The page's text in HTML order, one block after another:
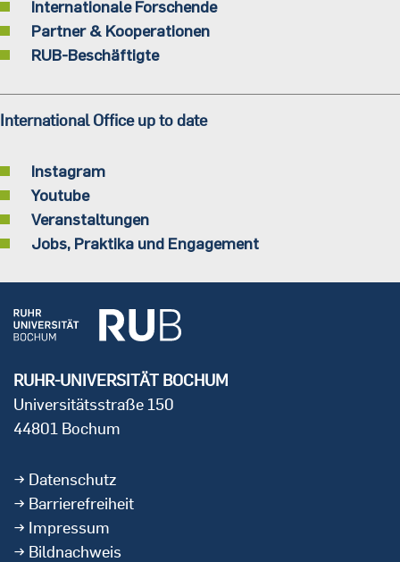
Internationale Forschende
Partner & Kooperationen
RUB-Beschäftigte
International Office up to date
Instagram
Youtube
Veranstaltungen
Jobs, Praktika und Engagement
RUHR-UNIVERSITÄT BOCHUM
Universitätsstraße 150
44801 Bochum
Datenschutz
Barrierefreiheit
Impressum
Bildnachweis